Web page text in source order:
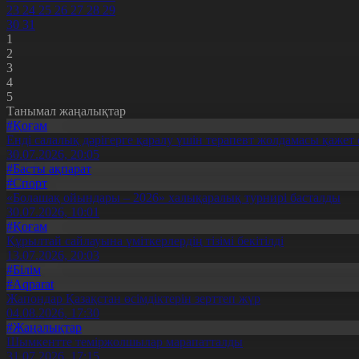
23 24 25 26 27 28 29
30 31
1
2
3
4
5
Танымал жаңалықтар
#Қоғам
Енді салалық дәрігерге қаралу үшін терапевт жолдамасы қажет
30.07.2026, 20:05
#Басты ақпарат
#Спорт
«Болашақ ойындары – 2026» халықаралық турнирі басталды
30.07.2026, 10:01
#Қоғам
Құрылтай сайлауына үміткерлердің тізімі бекітілді
13.07.2026, 20:03
#Білім
#Aqparat
Жапондар Қазақстан өсімдіктерін зерттеп жүр
04.08.2026, 17:30
#Жаңалықтар
Шымкентте теміржолшылар марапатталды